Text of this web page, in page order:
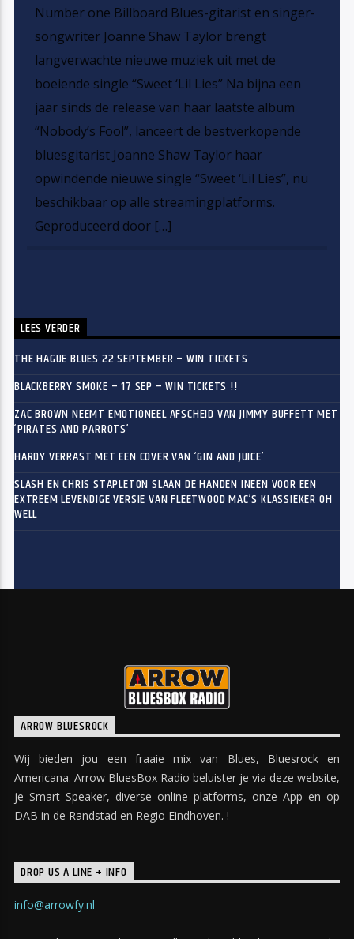
Number one Billboard Blues-gitarist en singer-
songwriter Joanne Shaw Taylor brengt
langverwachte nieuwe muziek uit met de
boeiende single “Sweet ‘Lil Lies” Na bijna een
jaar sinds de release van haar laatste album
“Nobody’s Fool”, lanceert de bestverkopende
bluesgitarist Joanne Shaw Taylor haar
opwindende nieuwe single “Sweet ‘Lil Lies”, nu
beschikbaar op alle streamingplatforms.
Geproduceerd door […]
LEES VERDER
THE HAGUE BLUES 22 SEPTEMBER – WIN TICKETS
BLACKBERRY SMOKE – 17 SEP – WIN TICKETS !!
ZAC BROWN NEEMT EMOTIONEEL AFSCHEID VAN JIMMY BUFFETT MET
‘PIRATES AND PARROTS’
HARDY VERRAST MET EEN COVER VAN ‘GIN AND JUICE’
SLASH EN CHRIS STAPLETON SLAAN DE HANDEN INEEN VOOR EEN
EXTREEM LEVENDIGE VERSIE VAN FLEETWOOD MAC’S KLASSIEKER OH
WELL
ARROW BLUESROCK
Wij bieden jou een fraaie mix van Blues, Bluesrock en
Americana. Arrow BluesBox Radio beluister je via deze website,
je Smart Speaker, diverse online platforms, onze App en op
DAB in de Randstad en Regio Eindhoven. !
DROP US A LINE + INFO
info@arrowfy.nl